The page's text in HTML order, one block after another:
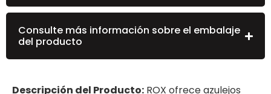
Consulte más información sobre el embalaje
del producto
Descripción del Producto: ROX ofrece azulejos